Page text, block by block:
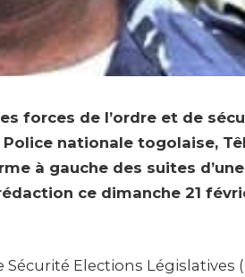
forces de l’ordre et de
nationale togolaise,
à gauche des suites d’une
ce dimanche 21
Elections Législatives